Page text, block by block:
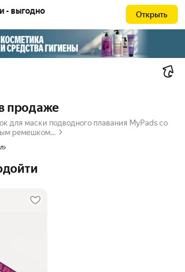
- выгодно Открыть
продаже
для маски подводного плавания MyPads со
ремешком...